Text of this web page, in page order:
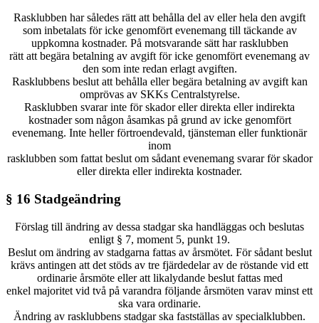
Rasklubben har således rätt att behålla del av eller hela den avgift
som inbetalats för icke genomfört evenemang till täckande av
uppkomna kostnader. På motsvarande sätt har rasklubben
rätt att begära betalning av avgift för icke genomfört evenemang av
den som inte redan erlagt avgiften.
Rasklubbens beslut att behålla eller begära betalning av avgift kan
omprövas av SKKs Centralstyrelse.
Rasklubben svarar inte för skador eller direkta eller indirekta
kostnader som någon åsamkas på grund av icke genomfört
evenemang. Inte heller förtroendevald, tjänsteman eller funktionär
inom
rasklubben som fattat beslut om sådant evenemang svarar för skador
eller direkta eller indirekta kostnader.
§ 16 Stadgeändring
Förslag till ändring av dessa stadgar ska handläggas och beslutas
enligt § 7, moment 5, punkt 19.
Beslut om ändring av stadgarna fattas av årsmötet. För sådant beslut
krävs antingen att det stöds av tre fjärdedelar av de röstande vid ett
ordinarie årsmöte eller att likalydande beslut fattas med
enkel majoritet vid två på varandra följande årsmöten varav minst ett
ska vara ordinarie.
Ändring av rasklubbens stadgar ska fastställas av specialklubben.